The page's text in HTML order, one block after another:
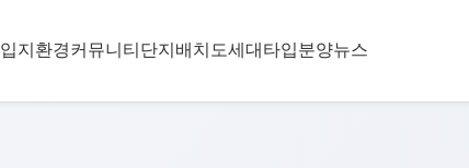
입지환경커뮤니티 단지배치도세대타입분양뉴스